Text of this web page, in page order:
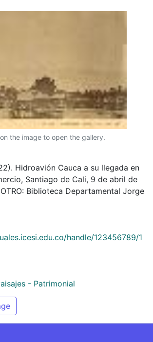
the image to open the gallery.
Hidroavión Cauca a su llegada en
Santiago de Cali, 9 de abril de
Biblioteca Departamental Jorge
handle/123456789/1
- Patrimonial